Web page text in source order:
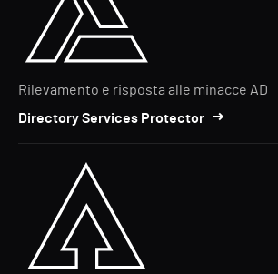
Rilevamento e risposta alle minacce AD
Directory Services Protector